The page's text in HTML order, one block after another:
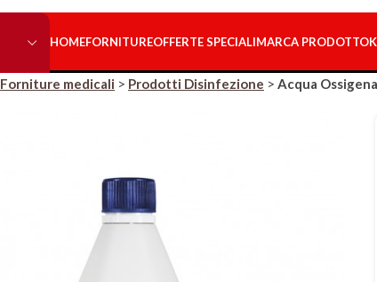
HOMEFORNITUREOFFERTE SPECIALIMARCA PRODOTTO
Forniture medicali > Prodotti Disinfezione > Acqua